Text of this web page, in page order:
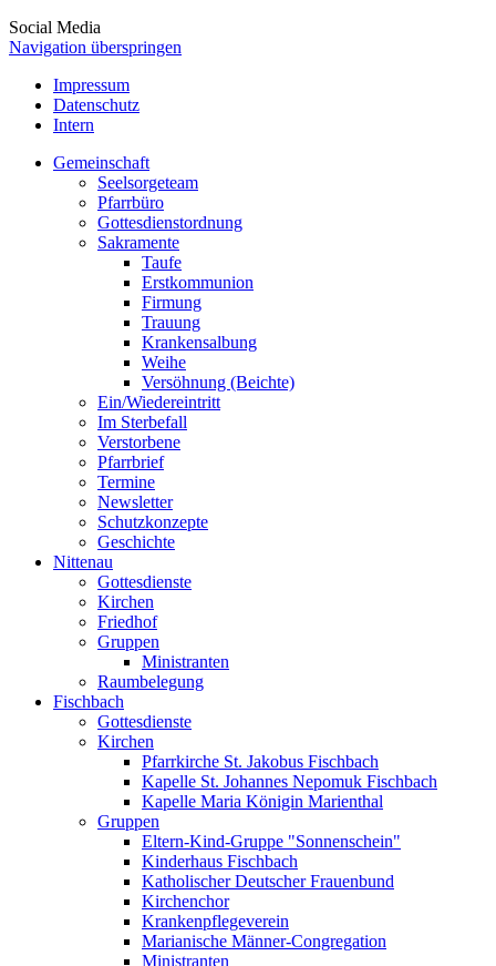
Social Media
Navigation überspringen
Impressum
Datenschutz
Intern
Gemeinschaft
Seelsorgeteam
Pfarrbüro
Gottesdienstordnung
Sakramente
Taufe
Erstkommunion
Firmung
Trauung
Krankensalbung
Weihe
Versöhnung (Beichte)
Ein/Wiedereintritt
Im Sterbefall
Verstorbene
Pfarrbrief
Termine
Newsletter
Schutzkonzepte
Geschichte
Nittenau
Gottesdienste
Kirchen
Friedhof
Gruppen
Ministranten
Raumbelegung
Fischbach
Gottesdienste
Kirchen
Pfarrkirche St. Jakobus Fischbach
Kapelle St. Johannes Nepomuk Fischbach
Kapelle Maria Königin Marienthal
Gruppen
Eltern-Kind-Gruppe "Sonnenschein"
Kinderhaus Fischbach
Katholischer Deutscher Frauenbund
Kirchenchor
Krankenpflegeverein
Marianische Männer-Congregation
Ministranten